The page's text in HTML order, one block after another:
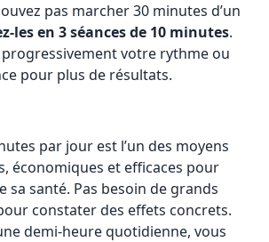
pas marcher 30 minutes d’un
les en 3 séances de 10 minutes.
votre rythme ou
pour plus de résultats.
par jour est l’un des moyens
économiques et efficaces pour
sa santé. Pas besoin de grands
constater des effets concrets.
demi-heure quotidienne, vous